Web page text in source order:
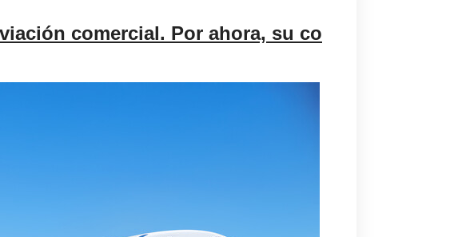
comercial. Por ahora, su co